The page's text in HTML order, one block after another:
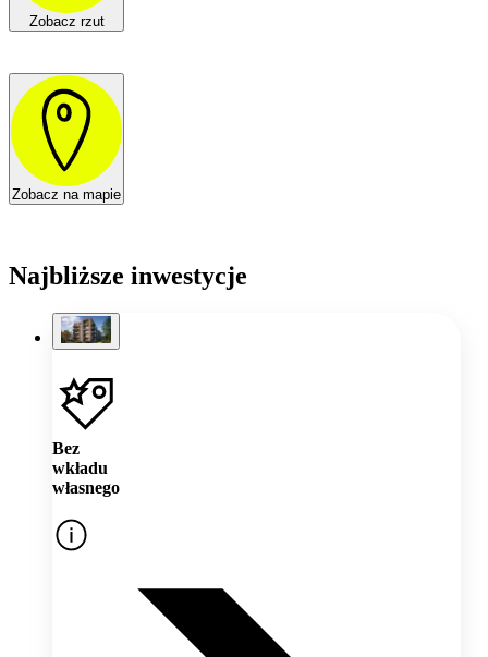
Zobacz rzut
Zobacz na mapie
Najbliższe inwestycje
Bez
wkładu
własnego